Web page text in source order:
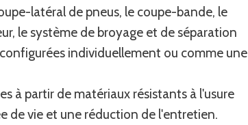
latéral de pneus, le coupe-bande, le
le système de broyage et de séparation
individuellement ou comme une
à partir de matériaux résistants à l'usure
de vie et une réduction de l'entretien.